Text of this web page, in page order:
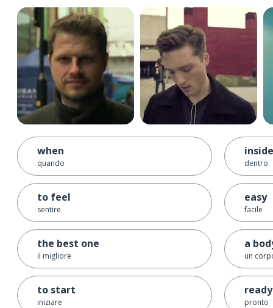
when
quando
to feel
sentire
the best one
il migliore
to start
iniziare
inside
dentro
easy
facile
a
un
ready
pronto